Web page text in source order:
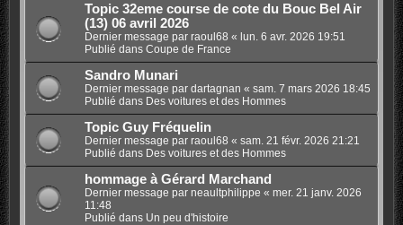
Topic 32eme course de cote du Bouc Bel Air
(13) 06 avril 2026
Dernier message par raoul68 « lun. 6 avr. 2026 19:51
Publié dans Coupe de France
Sandro Munari
Dernier message par dartagnan « sam. 7 mars 2026 18:45
Publié dans Des voitures et des Hommes
Topic Guy Fréquelin
Dernier message par raoul68 « sam. 21 févr. 2026 21:21
Publié dans Des voitures et des Hommes
hommage à Gérard Marchand
Dernier message par neaultphilippe « mer. 21 janv. 2026
11:48
Publié dans Un peu d'histoire